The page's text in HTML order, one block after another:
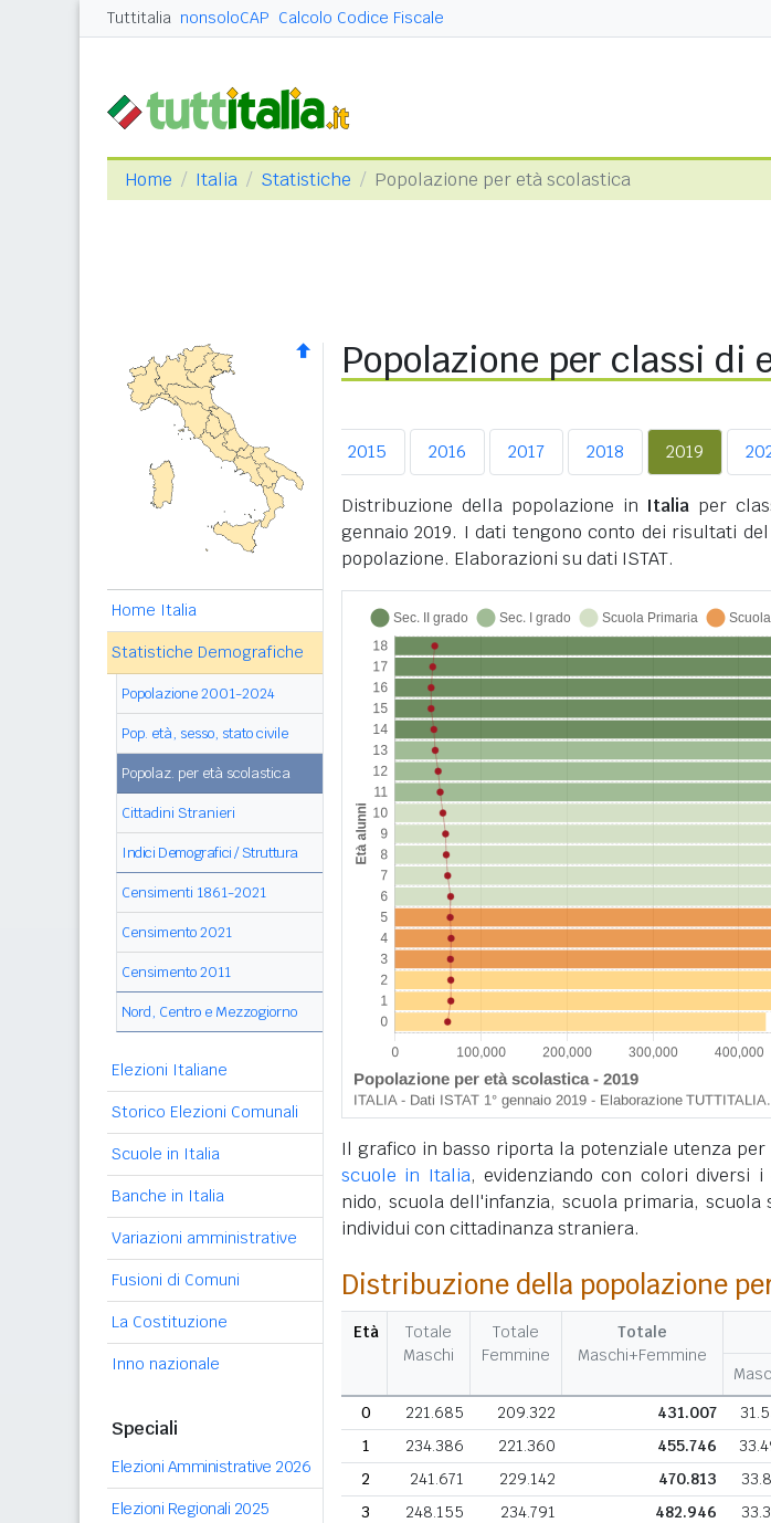
Tuttitalia nonsoloCAP Calcolo Codice Fiscale
Home Italia Statistiche Popolazione per età scolastica
Home Italia
Statistiche Demografiche
Popolazione 2001-2024
Pop. età, sesso, stato civile
Popolaz. per età scolastica
Cittadini Stranieri
Indici Demografici / Struttura
Censimenti 1861-2021
Censimento 2021
Censimento 2011
Nord, Centro e Mezzogiorno
Elezioni Italiane
Storico Elezioni Comunali
Scuole in Italia
Banche in Italia
Variazioni amministrative
Fusioni di Comuni
La Costituzione
Inno nazionale
Speciali
Elezioni Amministrative 2026
Elezioni Regionali 2025
Popolazione per classi di
2013 2014 2015 2016 2017 2018 2019
Distribuzione della popolazione in Italia per
gennaio 2019. I dati tengono conto dei risultati
popolazione. Elaborazioni su dati ISTAT.
Il grafico in basso riporta la potenziale utenza per
scuole in Italia, evidenziando con colori diversi
nido, scuola dell'infanzia, scuola primaria,
individui con cittadinanza straniera.
Distribuzione della popolazione
Età
Totale
Maschi
Totale
Femmine
Totale
Maschi+Femmine
0
221.685 209.322 431.007
1
234.386 221.360 455.746
2
241.671 229.142 470.813
3
248.155 234.791 482.946